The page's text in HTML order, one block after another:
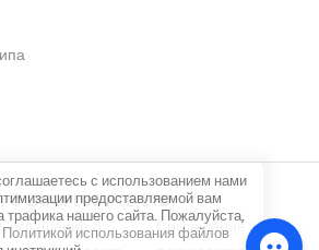
DUOPLUS PTE. LTD.
о
Соглашение
с использованием нами
предоставляемой вам
нашего сайта. Пожалуйста,
Политикой использования файлов